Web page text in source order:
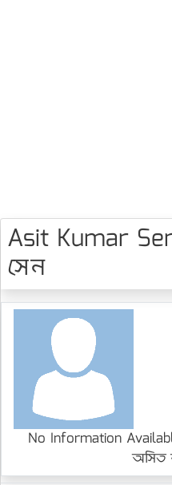
Asit Kumar
সেন
No Information
অসিত